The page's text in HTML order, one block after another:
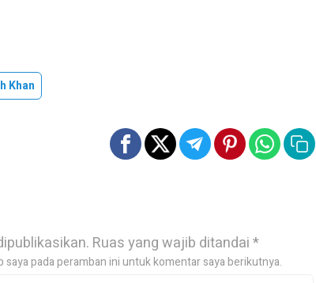
Khan
Ruas yang wajib ditandai*
saya pada peramban ini untuk komentar saya berikutnya.